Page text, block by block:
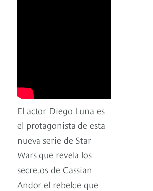
El actor Diego Luna es
el protagonista de esta
nueva serie de Star
Wars que revela los
secretos de Cassian
Andor el rebelde que